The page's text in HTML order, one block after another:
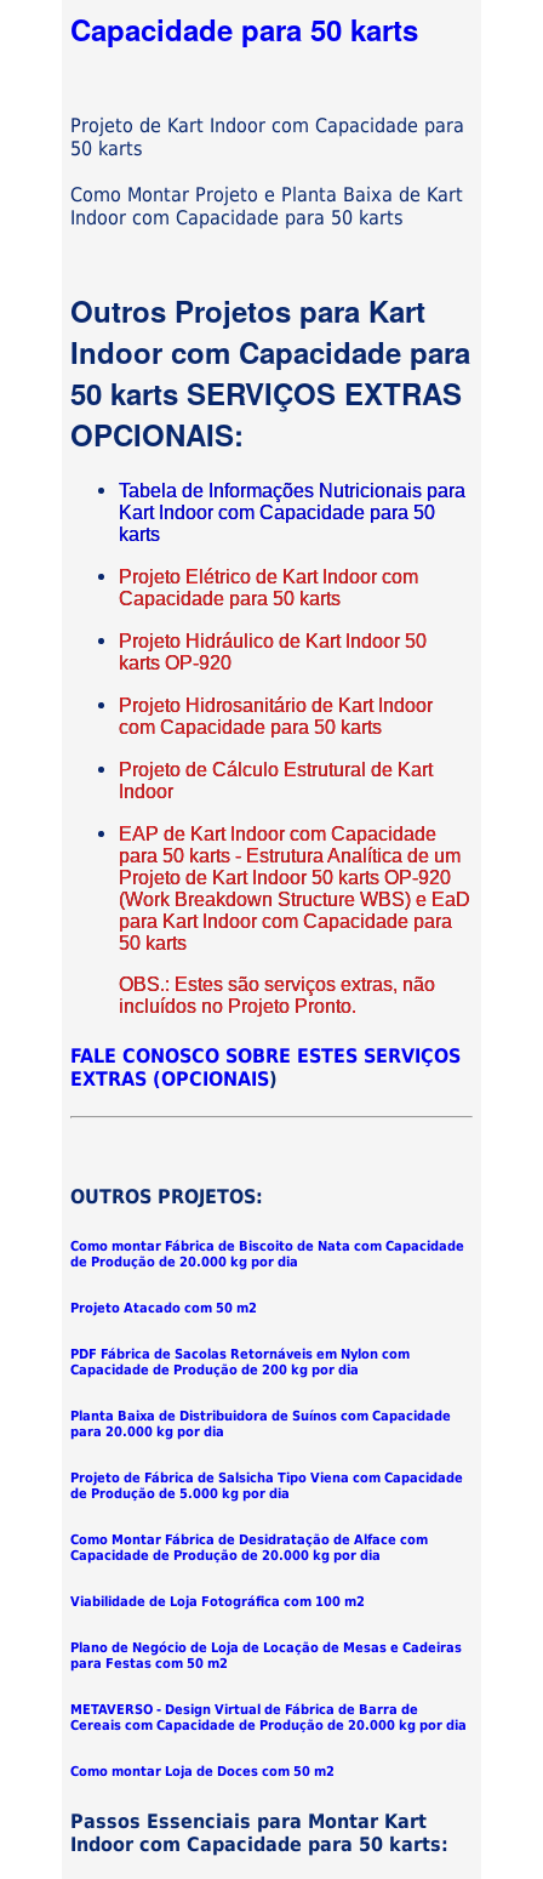
Capacidade para 50 karts
Projeto de Kart Indoor com Capacidade para
50 karts
Como Montar Projeto e Planta Baixa de Kart
Indoor com Capacidade para 50 karts
Outros Projetos para Kart
Indoor com Capacidade para
50 karts SERVIÇOS EXTRAS
OPCIONAIS:
Tabela de Informações Nutricionais para
Kart Indoor com Capacidade para 50
karts
Projeto Elétrico de Kart Indoor com
Capacidade para 50 karts
Projeto Hidráulico de Kart Indoor 50
karts OP-920
Projeto Hidrosanitário de Kart Indoor
com Capacidade para 50 karts
Projeto de Cálculo Estrutural de Kart
Indoor
EAP de Kart Indoor com Capacidade
para 50 karts - Estrutura Analítica de um
Projeto de Kart Indoor 50 karts OP-920
(Work Breakdown Structure WBS) e EaD
para Kart Indoor com Capacidade para
50 karts
OBS.: Estes são serviços extras, não
incluídos no Projeto Pronto.
FALE CONOSCO SOBRE ESTES SERVIÇOS
EXTRAS (OPCIONAIS)
OUTROS PROJETOS:
Como montar Fábrica de Biscoito de Nata com Capacidade
de Produção de 20.000 kg por dia
Projeto Atacado com 50 m2
PDF Fábrica de Sacolas Retornáveis em Nylon com
Capacidade de Produção de 200 kg por dia
Planta Baixa de Distribuidora de Suínos com Capacidade
para 20.000 kg por dia
Projeto de Fábrica de Salsicha Tipo Viena com Capacidade
de Produção de 5.000 kg por dia
Como Montar Fábrica de Desidratação de Alface com
Capacidade de Produção de 20.000 kg por dia
Viabilidade de Loja Fotográfica com 100 m2
Plano de Negócio de Loja de Locação de Mesas e Cadeiras
para Festas com 50 m2
METAVERSO - Design Virtual de Fábrica de Barra de
Cereais com Capacidade de Produção de 20.000 kg por dia
Como montar Loja de Doces com 50 m2
Passos Essenciais para Montar Kart
Indoor com Capacidade para 50 karts: